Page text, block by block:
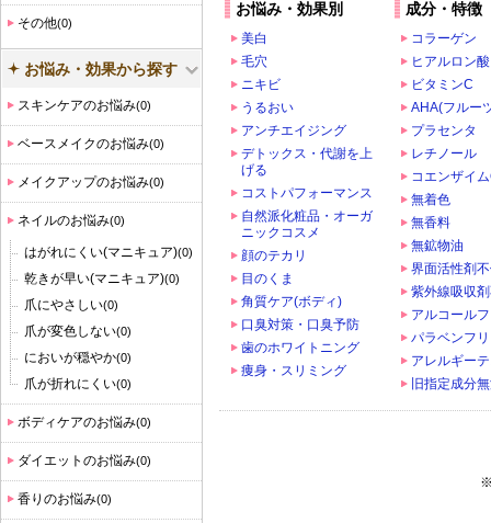
お悩み・効果別
美白
毛穴
ニキビ
うるおい
アンチエイジング
デトックス・代謝を上
げる
コストパフォーマンス
自然派化粧品・オーガ
ニックコスメ
顔のテカリ
目のくま
角質ケア(ボディ)
口臭対策・口臭予防
歯のホワイトニング
痩身・スリミング
成分・特徴
コラーゲン
ヒアルロン酸
ビタミンC
AHA(フルー
プラセンタ
レチノール
コエンザイ
無着色
無香料
無鉱物油
界面活性剤
紫外線吸収
アルコール
パラベンフ
アレルギー
旧指定成分
※
その他(0)
お悩み・効果から探す
スキンケアのお悩み(0)
ベースメイクのお悩み(0)
メイクアップのお悩み(0)
ネイルのお悩み(0)
はがれにくい(マニキュア)(0)
乾きが早い(マニキュア)(0)
爪にやさしい(0)
爪が変色しない(0)
においが穏やか(0)
爪が折れにくい(0)
ボディケアのお悩み(0)
ダイエットのお悩み(0)
香りのお悩み(0)